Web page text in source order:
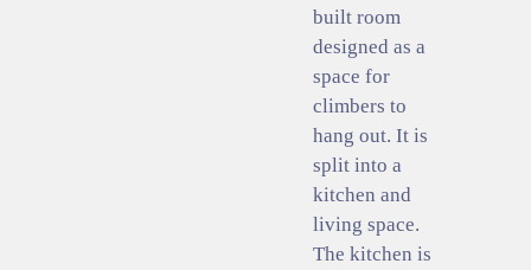
built room
designed as a
space for
climbers to
hang out. It is
split into a
kitchen and
living space.
The kitchen is